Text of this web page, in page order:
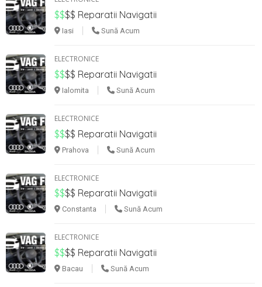
$$$$ Reparatii Navigatii
Iasi Sună Acum
ELECTRONICE
$$$$ Reparatii Navigatii
Ialomita Sună Acum
ELECTRONICE
$$$$ Reparatii Navigatii
Prahova Sună Acum
ELECTRONICE
$$$$ Reparatii Navigatii
Constanta Sună Acum
ELECTRONICE
$$$$ Reparatii Navigatii
Bacau Sună Acum